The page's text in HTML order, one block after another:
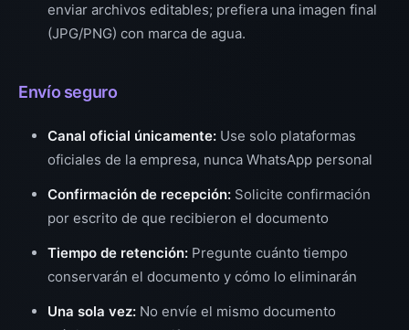
enviar archivos editables; prefiera una imagen final
(JPG/PNG) con marca de agua.
Envío seguro
Canal oficial únicamente: Use solo plataformas
oficiales de la empresa, nunca WhatsApp personal
Confirmación de recepción: Solicite confirmación
por escrito de que recibieron el documento
Tiempo de retención: Pregunte cuánto tiempo
conservarán el documento y cómo lo eliminarán
Una sola vez: No envíe el mismo documento